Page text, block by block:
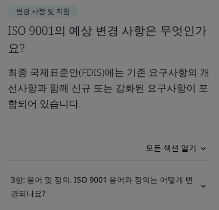
변경 사항 및 지침
ISO 9001의 예상 변경 사항은 무엇인가
요?
최종 국제표준안(FDIS)에는 기존 요구사항의 개
선사항과 함께 신규 또는 강화된 요구사항이 포
함되어 있습니다.
모든 섹션 열기
3항: 용어 및 정의. ISO 9001 용어와 정의는 어떻게 변
경되나요?